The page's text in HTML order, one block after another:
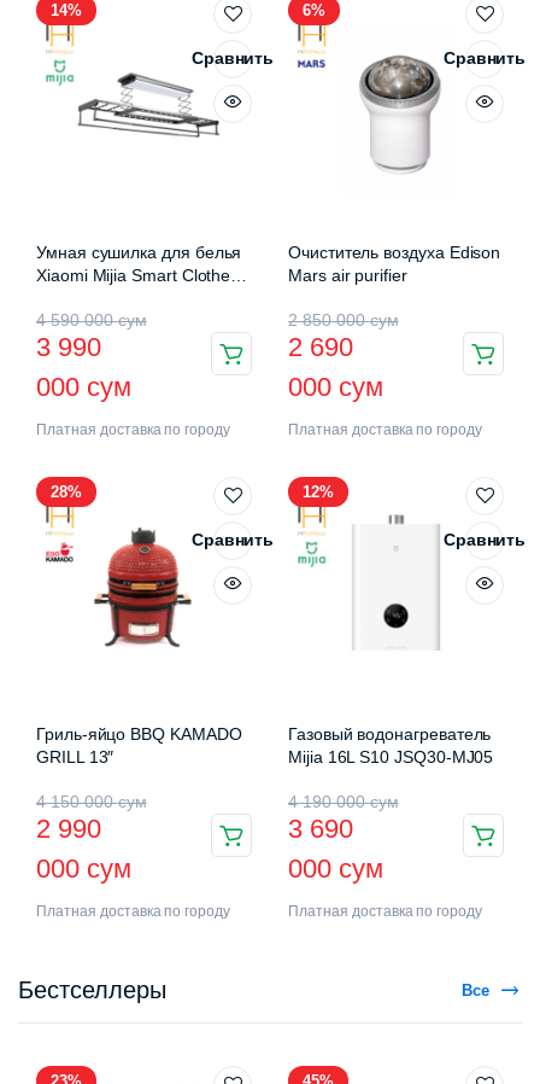
14%
Сравнить
Умная сушилка для белья
Xiaomi Mijia Smart Clothes
4 590 000сум
3 990
000 сум
Платная доставка по городу
6%
Сравнить
Очиститель воздуха Edison
Mars air purifier
2 850 000сум
2 690
000 сум
Платная доставка по городу
28%
Сравнить
Гриль-яйцо BBQ KAMADO
GRILL 13″
4 150 000сум
2 990
000 сум
Платная доставка по городу
12%
Сравнить
Газовый водонагреватель
Mijia 16L S10 JSQ30-MJ05
4 190 000сум
3 690
000 сум
Платная доставка по городу
Бестселлеры Все
23% 45%